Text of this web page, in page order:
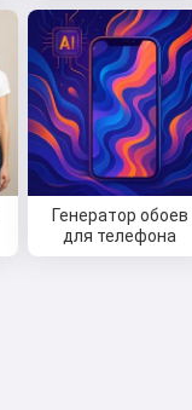
Генератор обоев
для телефона